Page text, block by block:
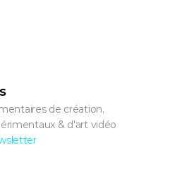
de création,
& d'art vidéo